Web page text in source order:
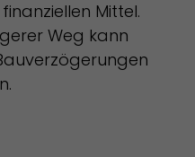
Mittel.
Weg kann